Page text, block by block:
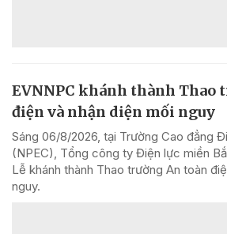
EVNNPC khánh thành Thao
điện và nhận diện mối nguy
Sáng 06/8/2026, tại Trường Cao đẳng
(NPEC), Tổng công ty Điện lực miền
Lễ khánh thành Thao trường An toàn
nguy.